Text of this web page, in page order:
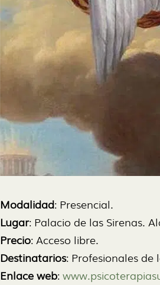
Modalidad: Presencial.
Lugar: Palacio de las Sirenas.
Precio: Acceso libre.
Destinatarios: Profesionales de
Enlace web: